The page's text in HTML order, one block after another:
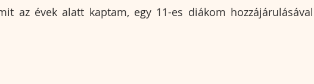
az évek alatt kaptam, egy 11-es diákom hozzájárulásával